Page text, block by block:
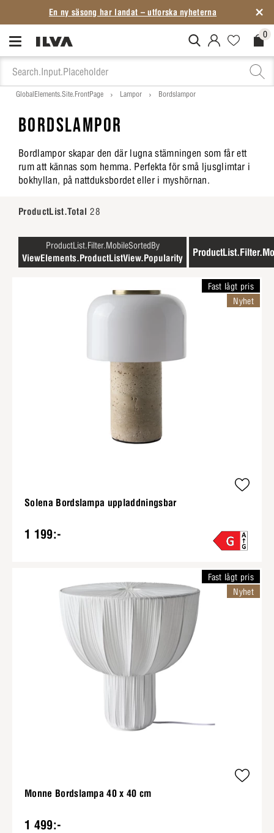
En ny säsong har landat – utforska nyheterna
MitIlva.Login 0
GlobalElements.Site.FrontPage Lampor Bordslampor
BORDSLAMPOR
Bordlampor skapar den där lugna stämningen som får ett
rum att kännas som hemma. Perfekta för små ljusglimtar i
bokhyllan, på nattduksbordet eller i myshörnan.
ProductList.Total 28
ProductList.Filter.MobileSortedBy
ViewElements.ProductListView.Popularity
Solena Bordslampa uppladdningsbar
1 199:-
Fast lågt pris
Nyhet
Monne Bordslampa 40 x 40 cm
1 499:-
Fast lågt pris
Nyhet